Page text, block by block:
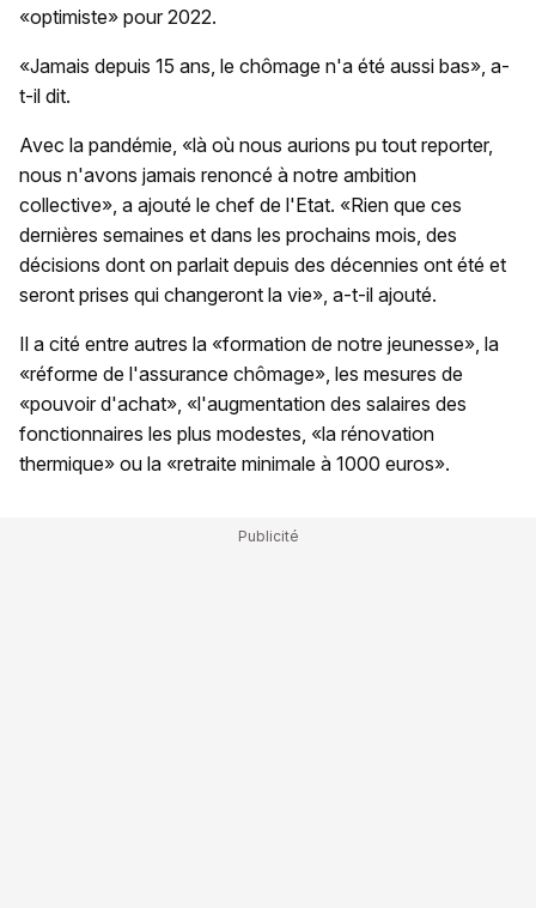
«optimiste» pour 2022.
«Jamais depuis 15 ans, le chômage n'a été aussi bas», a-
t-il dit.
Avec la pandémie, «là où nous aurions pu tout reporter,
nous n'avons jamais renoncé à notre ambition
collective», a ajouté le chef de l'Etat. «Rien que ces
dernières semaines et dans les prochains mois, des
décisions dont on parlait depuis des décennies ont été et
seront prises qui changeront la vie», a-t-il ajouté.
Il a cité entre autres la «formation de notre jeunesse», la
«réforme de l'assurance chômage», les mesures de
«pouvoir d'achat», «l'augmentation des salaires des
fonctionnaires les plus modestes, «la rénovation
thermique» ou la «retraite minimale à 1000 euros».